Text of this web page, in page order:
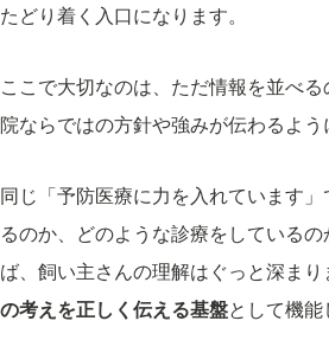
たどり着く入口になります。
ここで大切なのは、ただ情報を並べ
院ならではの方針や強みが伝わるよう
同じ「予防医療に力を入れています」
るのか、どのような診療をしている
ば、飼い主さんの理解はぐっと深ま
の考えを正しく伝える基盤として機能